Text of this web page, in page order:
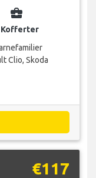
business_center
Kofferter
Clio, Skoda
€117